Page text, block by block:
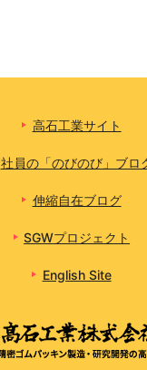
高石工業サイト
社員の「のびのび」ブロ
伸縮自在ブログ
SGWプロジェクト
English Site